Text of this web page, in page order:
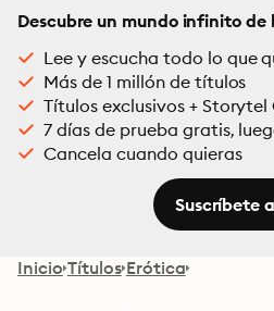
Descubre un mundo infinito de
Lee y escucha todo lo que
Más de 1 millón de títulos
Títulos exclusivos + Storytel
7 días de prueba gratis,
Cancela cuando quieras
Suscríbete
Inicio Títulos Erótica